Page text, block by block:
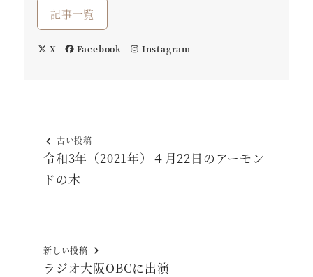
記事一覧
X Facebook Instagram
古い投稿
令和3年（2021年）４月22日のアーモン
ドの木
新しい投稿
ラジオ大阪OBCに出演